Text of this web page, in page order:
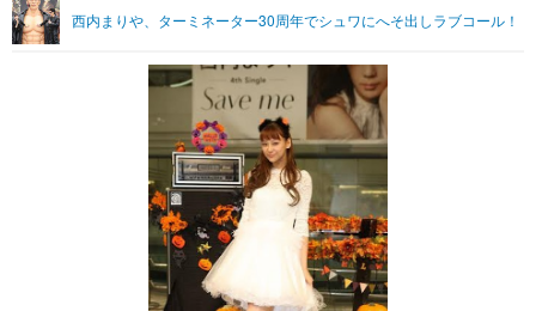
ショッピング その他
西内まりや、ターミネーター30周年でシュワにへそ出しラブコール！